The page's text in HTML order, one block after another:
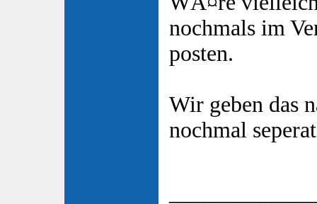
nochmals im
posten.
Wir geben das
nochmal